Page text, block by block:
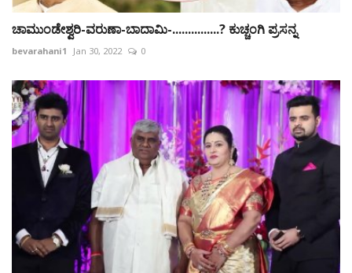
ಚಾಮುಂಡೇಶ್ವರಿ-ವರುಣಾ-ಬಾದಾಮಿ-...............? ಕುಚ್ಚಂಗಿ ಪ್ರಸನ್ನ
bevarahani1 Jan 30, 2022 0